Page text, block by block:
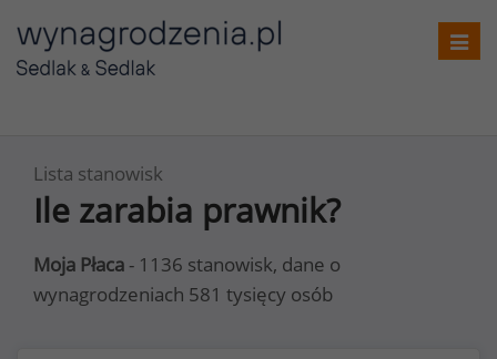
Lista stanowisk
Ile zarabia prawnik?
Moja Płaca - 1136 stanowisk, dane o
wynagrodzeniach 581 tysięcy osób